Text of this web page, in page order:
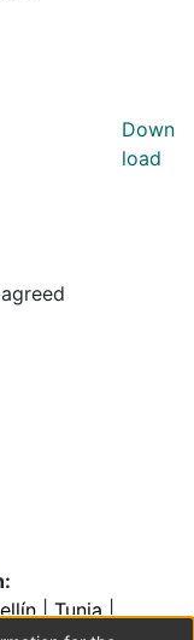
Down
load
|Tunja|